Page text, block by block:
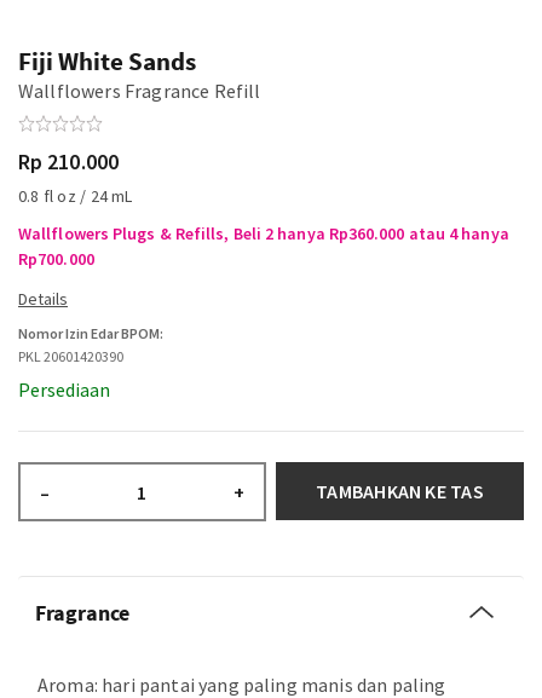
Fiji White Sands
Wallflowers Fragrance Refill
Rp 210.000
0.8 fl oz / 24 mL
Wallflowers Plugs & Refills, Beli 2 hanya Rp360.000 atau 4 hanya
Rp700.000
Nomor Izin Edar BPOM:
PKL 20601420390
Persediaan
– + TAMBAHKAN KE TAS
Fragrance
Aroma: hari pantai yang paling manis dan paling